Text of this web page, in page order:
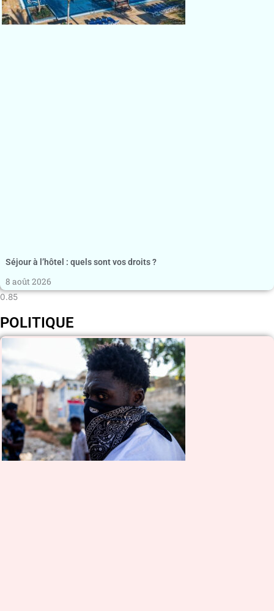
Séjour à l’hôtel : quels sont vos droits ?
8 août 2026
POLITIQUE